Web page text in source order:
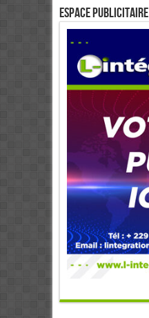
ESPACE PUBLICITAIRE